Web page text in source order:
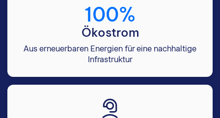
Ökostrom
100%
Aus erneuerbaren Energien für eine nachhaltige
Infrastruktur